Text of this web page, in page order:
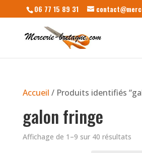
06 77 15 89 31
Accueil / Produits identifiés
galon fringe
Affichage de 1–9 sur 40 résultats